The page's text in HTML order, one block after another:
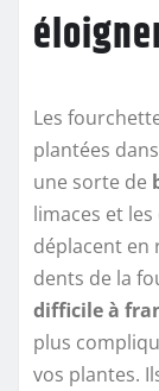
Les
plantées
une sorte de
limaces et
déplacent en
dents de la
difficile à
plus
vos plantes.